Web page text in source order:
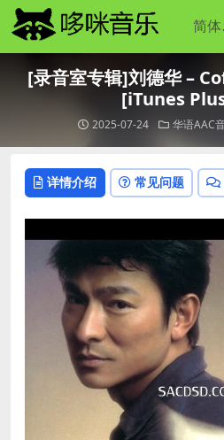
[录音室专辑]刘德华 –
[iTunes
2025-07-24 华语AAC
详情介绍 常见问题